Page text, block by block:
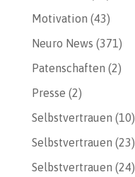
Motivation (43)
Neuro News (371)
Patenschaften (2)
Presse (2)
Selbstvertrauen (10)
Selbstvertrauen (23)
Selbstvertrauen (24)